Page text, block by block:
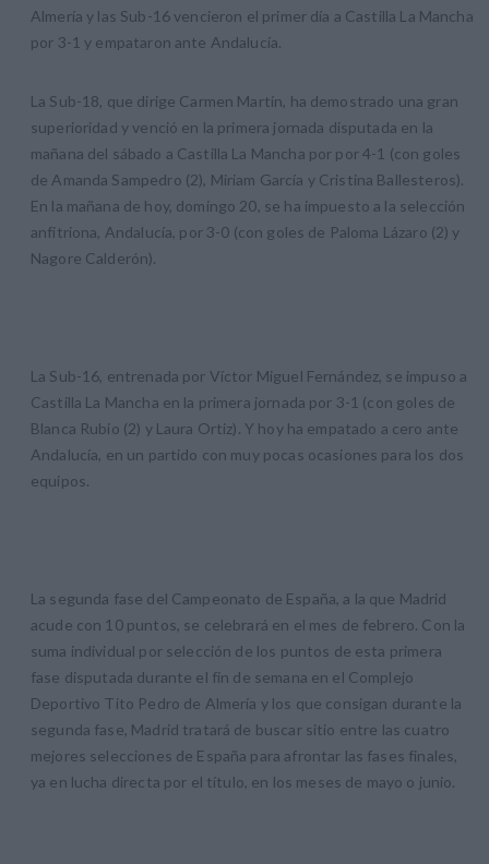
Almería y las Sub-16 vencieron el primer día a Castilla La Mancha
por 3-1 y empataron ante Andalucía.
La Sub-18, que dirige Carmen Martín, ha demostrado una gran
superioridad y venció en la primera jornada disputada en la
mañana del sábado a Castilla La Mancha por por 4-1 (con goles
de Amanda Sampedro (2), Miriam García y Cristina Ballesteros).
En la mañana de hoy, domingo 20, se ha impuesto a la selección
anfitriona, Andalucía, por 3-0 (con goles de Paloma Lázaro (2) y
Nagore Calderón).
La Sub-16, entrenada por Víctor Miguel Fernández, se impuso a
Castilla La Mancha en la primera jornada por 3-1 (con goles de
Blanca Rubio (2) y Laura Ortiz). Y hoy ha empatado a cero ante
Andalucía, en un partido con muy pocas ocasiones para los dos
equipos.
La segunda fase del Campeonato de España, a la que Madrid
acude con 10 puntos, se celebrará en el mes de febrero. Con la
suma individual por selección de los puntos de esta primera
fase disputada durante el fin de semana en el Complejo
Deportivo Tito Pedro de Almería y los que consigan durante la
segunda fase, Madrid tratará de buscar sitio entre las cuatro
mejores selecciones de España para afrontar las fases finales,
ya en lucha directa por el título, en los meses de mayo o junio.